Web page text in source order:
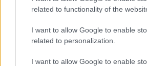
related to functionality of the
I want to allow Google to enable
related to personalization.
I want to allow Google to enable